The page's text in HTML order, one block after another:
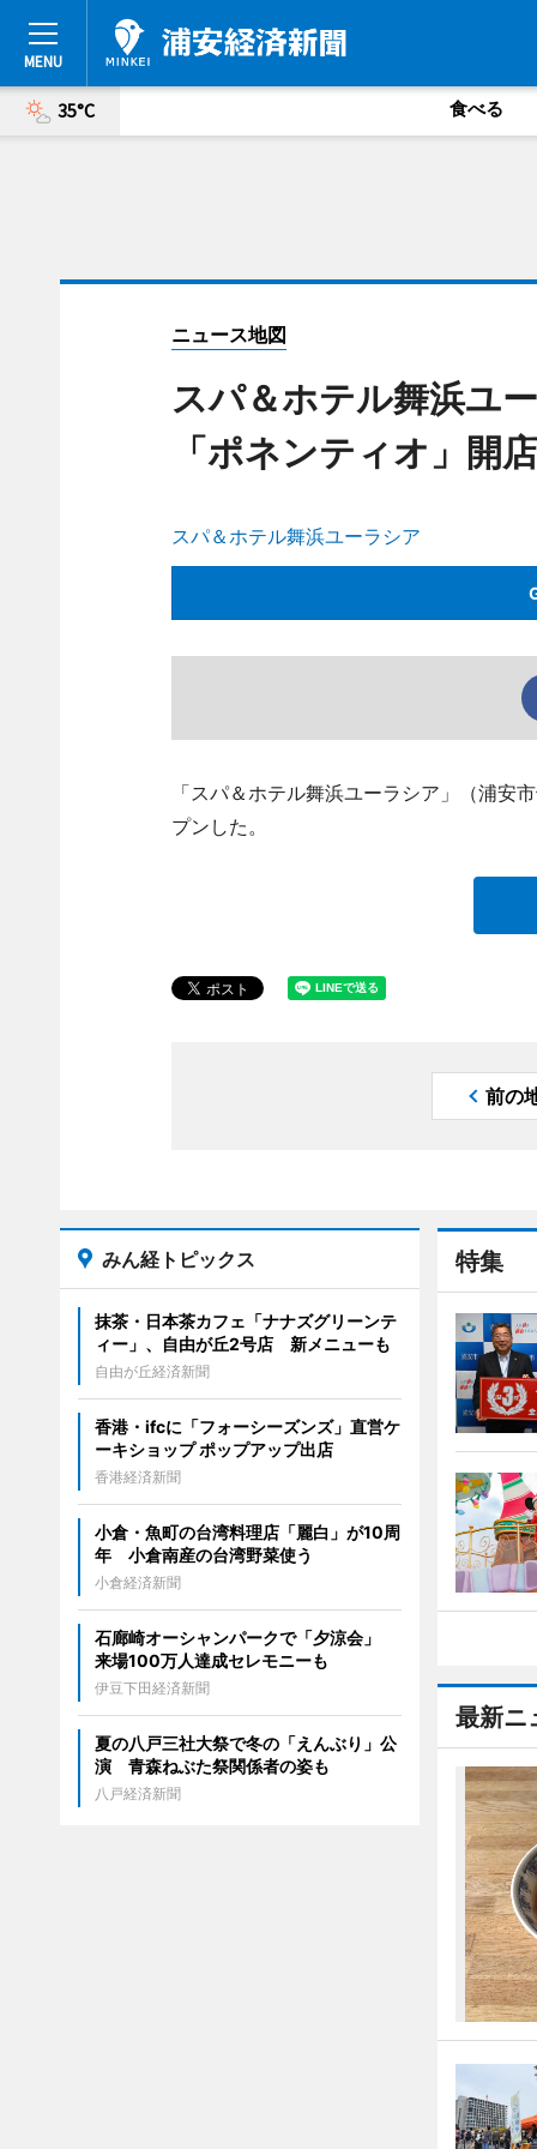
35°C 食べる
ニュース地図
スパ＆ホテル舞浜ユ
「ポネンティオ」開店
スパ＆ホテル舞浜ユーラシア
「スパ＆ホテル舞浜ユーラシア」（浦安
プンした。
前の
特集
最新ニ
みん経トピックス
抹茶・日本茶カフェ「ナナズグリーンテ
ィー」、自由が丘2号店 新メニューも
自由が丘経済新聞
香港・ifcに「フォーシーズンズ」直営ケ
ーキショップ ポップアップ出店
香港経済新聞
小倉・魚町の台湾料理店「麗白」が10周
年 小倉南産の台湾野菜使う
小倉経済新聞
石廊崎オーシャンパークで「夕涼会」
来場100万人達成セレモニーも
伊豆下田経済新聞
夏の八戸三社大祭で冬の「えんぶり」公
演 青森ねぶた祭関係者の姿も
八戸経済新聞